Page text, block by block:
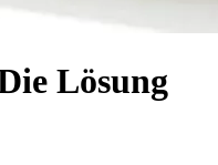
Lösung